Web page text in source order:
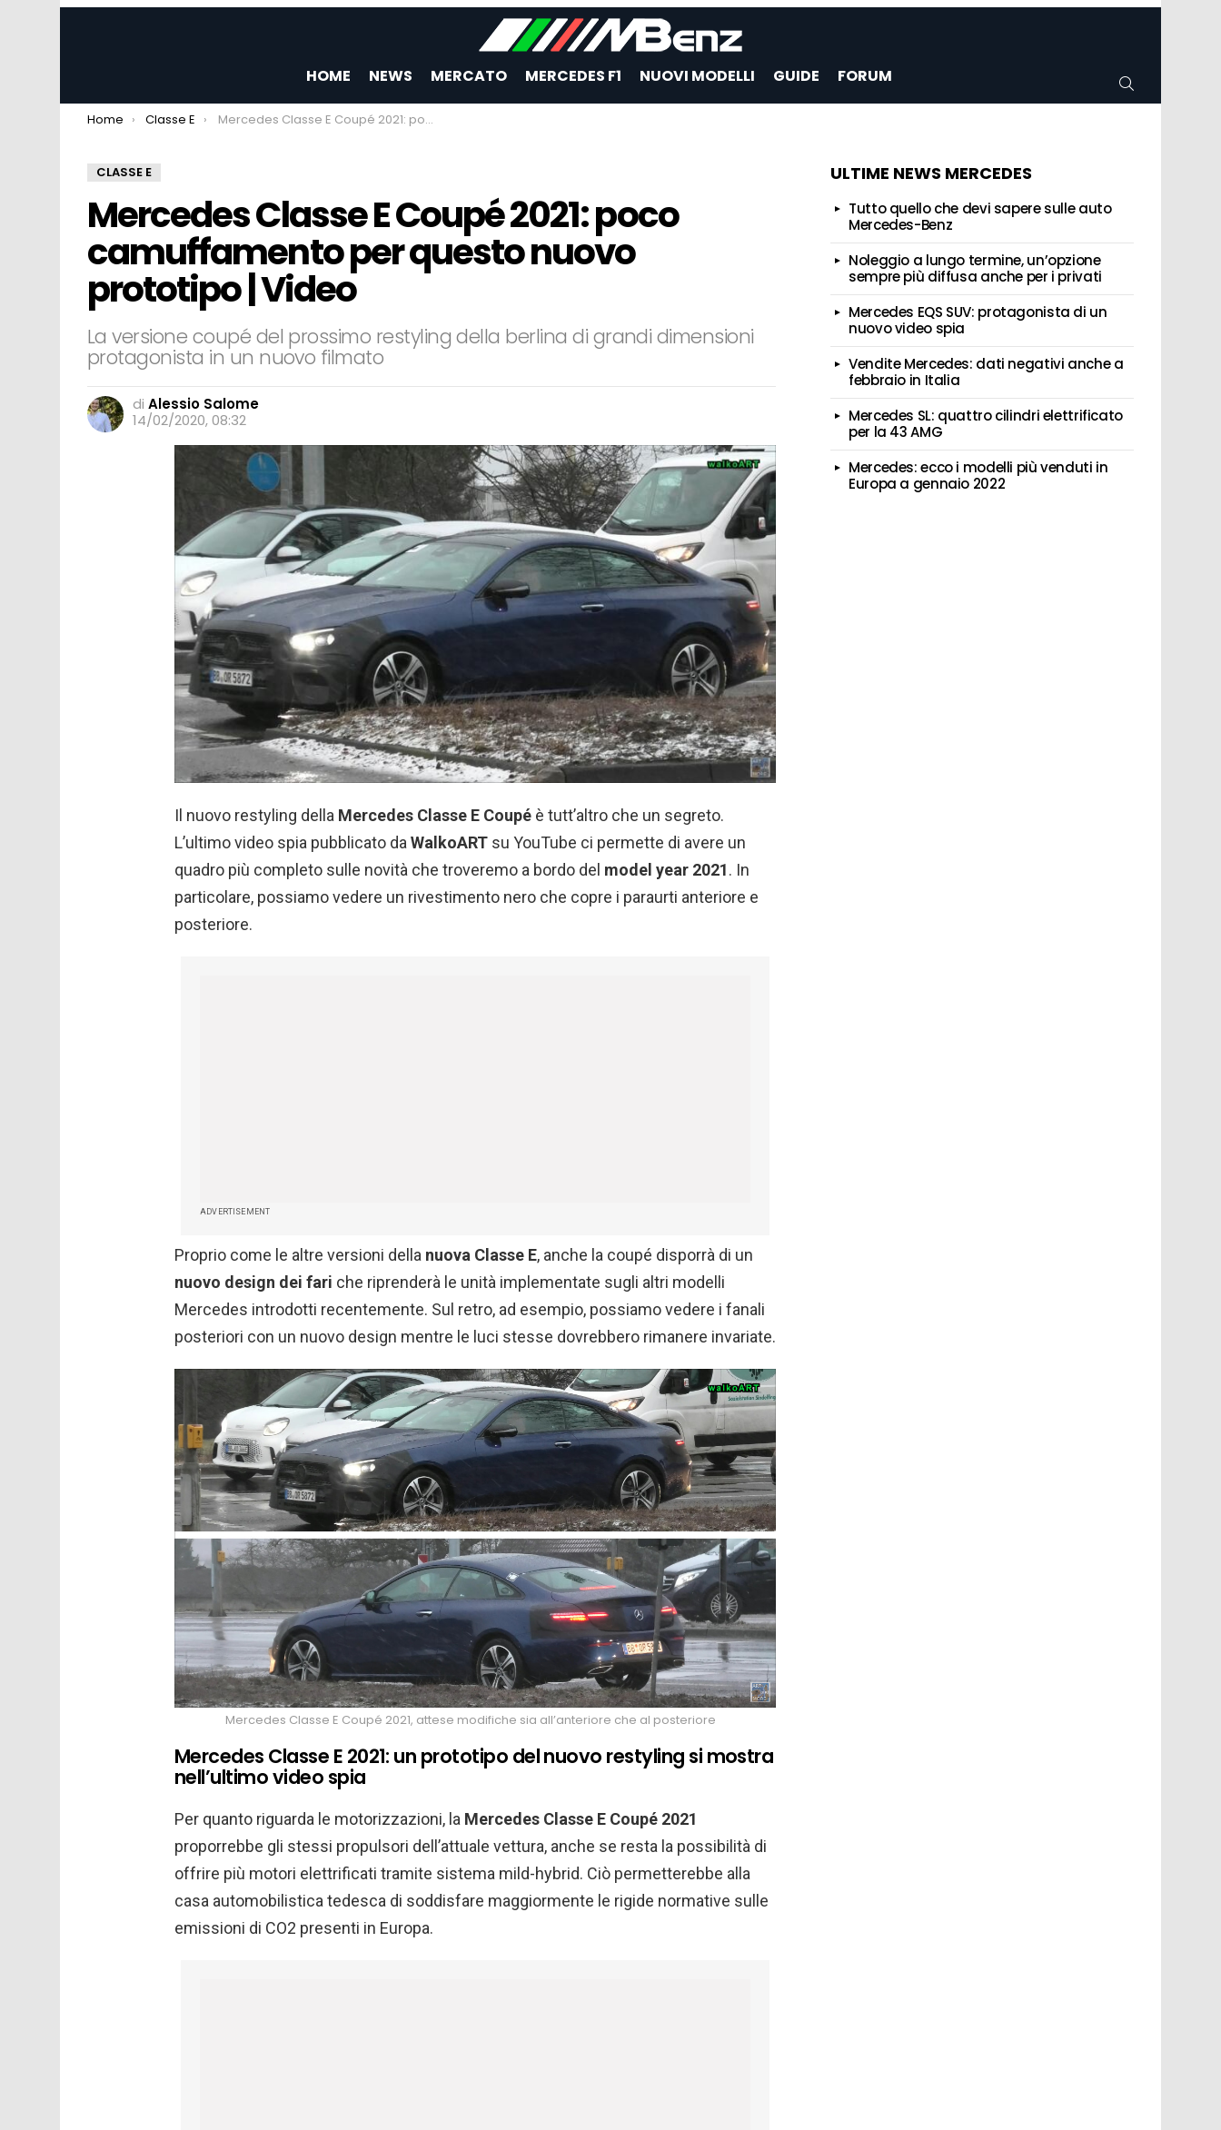
HOME NEWS MERCATO MERCEDES F1 NUOVI MODELLI GUIDE FORUM
You are here:
Home Classe E Mercedes Classe E Coupé 2021: poco camuffamento per questo nuovo prototipo | Video
CLASSE E
Mercedes Classe E Coupé 2021: poco
camuffamento per questo nuovo
prototipo | Video
La versione coupé del prossimo restyling della berlina di grandi dimensioni
protagonista in un nuovo filmato
di Alessio Salome
14/02/2020, 08:32
Il nuovo restyling della Mercedes Classe E Coupé è tutt’altro che un segreto.
L’ultimo video spia pubblicato daWalkoART su YouTube ci permette di avere un
quadro più completo sulle novità che troveremo a bordo del model year 2021. In
particolare, possiamo vedere un rivestimento nero che copre i paraurti anteriore e
posteriore.
ADVERTISEMENT
Proprio come le altre versioni della nuova Classe E, anche la coupé disporrà di un
nuovo design dei fari che riprenderà le unità implementate sugli altri modelli
Mercedes introdotti recentemente. Sul retro, ad esempio, possiamo vedere i fanali
posteriori con un nuovo design mentre le luci stesse dovrebbero rimanere invariate.
Mercedes Classe E Coupé 2021, attese modifiche sia all’anteriore che al posteriore
Mercedes Classe E 2021: un prototipo del nuovo restyling si mostra
nell’ultimo video spia
Per quanto riguarda le motorizzazioni, la Mercedes Classe E Coupé 2021
proporrebbe gli stessi propulsori dell’attuale vettura, anche se resta la possibilità di
offrire più motori elettrificati tramite sistema mild-hybrid. Ciò permetterebbe alla
casa automobilistica tedesca di soddisfare maggiormente le rigide normative sulle
emissioni di CO2 presenti in Europa.
ULTIME NEWS MERCEDES
Tutto quello che devi sapere sulle auto
Mercedes-Benz
Noleggio a lungo termine, un’opzione
sempre più diffusa anche per i privati
Mercedes EQS SUV: protagonista di un
nuovo video spia
Vendite Mercedes: dati negativi anche a
febbraio in Italia
Mercedes SL: quattro cilindri elettrificato
per la 43 AMG
Mercedes: ecco i modelli più venduti in
Europa a gennaio 2022